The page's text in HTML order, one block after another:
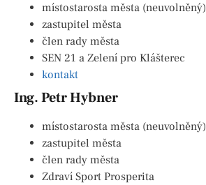
místostarosta města (neuvolněný)
zastupitel města
člen rady města
SEN 21 a Zelení pro Klášterec
kontakt
Ing. Petr Hybner
místostarosta města (neuvolněný)
zastupitel města
člen rady města
Zdraví Sport Prosperita